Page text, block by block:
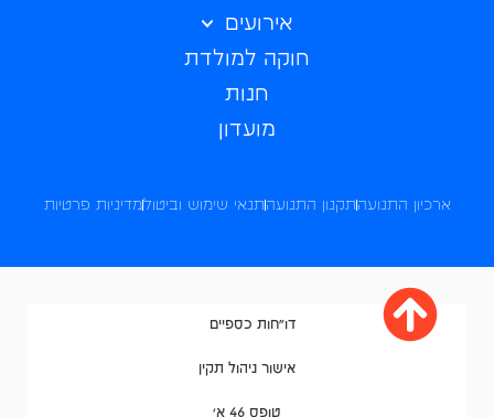
אירועים
חוקה למולדת
חנות
מועדון
ארכיון התנועהתקנון התנועהתנאי שימוש וביטולמדיניות פרטיות
דו"חות כספיים
אישור ניהול תקין
טופס 46 א'